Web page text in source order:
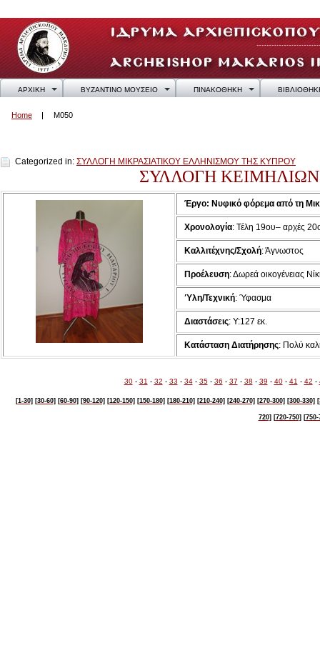
ΑΡΧΙΚΗ ΒΥΖΑΝΤΙΝΟ ΜΟΥΣΕΙΟ ΠΙΝΑΚΟΘΗΚΗ
Home M050
Categorized in: ΣΥΛΛΟΓΗ ΜΙΚΡΑΣΙΑΤΙΚΟΥ ΕΛΛΗΝΙΣΜΟΥ ΤΗΣ ΚΥΠΡΟΥ
ΣΥΛΛΟΓΗ
Έργο: Νυφικό φόρεμα από τη
Χρονολογία: Τέλη 19ου– αρχές
Καλλιτέχνης/Σχολή: Άγνωστος
Προέλευση: Δωρεά οικογένειας
Ύλη/Τεχνική: Ύφασμα
Διαστάσεις: Υ:127 εκ.
Κατάσταση Διατήρησης: Πολύ
30- 31 - 32 - 33 - 34- 35- 36 - 37 - 38 - 39 - 40- 41 - 42 -
[1-30] [30-60] [60-90] [90-120] [120-150] [150-180] [180-210] [210-240] [240-270] [270-300] [300-330]
720] [720-750] [750-